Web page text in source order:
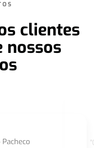
clientes
nossos